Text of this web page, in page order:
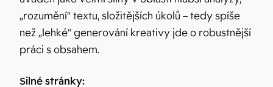
„rozumění“ textu, složitějších úkolů – tedy spíše
než „lehké“ generování kreativy jde o robustnější
práci s obsahem.
Silné stránky: